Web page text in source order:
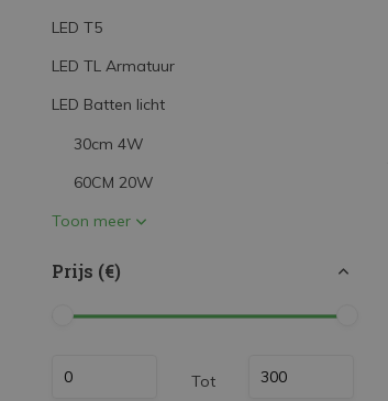
LED High Bay lampen
LED Strips
Decoratieve verlichting
LED Buitenverlichting
LED Noodverlichting
Installatiemateriaal
LED TL verlichting
LED T5
LED TL Armatuur
LED Batten licht
30cm 4W
60CM 20W
Toon meer
Prijs (€)
Tot